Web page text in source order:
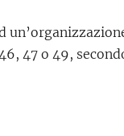
47 o 49,